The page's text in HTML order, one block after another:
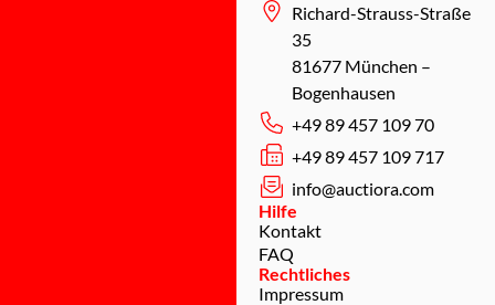
Richard-Strauss-Straße
35
81677 München –
Bogenhausen
+49 89 457 109 70
+49 89 457 109 717
info@auctiora.com
Hilfe
Kontakt
FAQ
Rechtliches
Impressum